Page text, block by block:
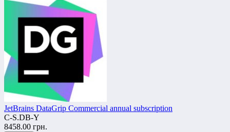
JetBrains DataGrip Commercial annual subscription
C-S.DB-Y
8458.00 грн.